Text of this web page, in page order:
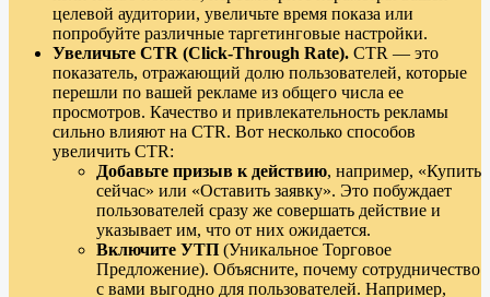
целевой аудитории, увеличьте время показа или
попробуйте различные таргетинговые настройки.
Увеличьте CTR (Click-Through Rate). CTR — это
показатель, отражающий долю пользователей, которые
перешли по вашей рекламе из общего числа ее
просмотров. Качество и привлекательность рекламы
сильно влияют на CTR. Вот несколько способов
увеличить CTR:
Добавьте призыв к действию, например, «Купить
сейчас» или «Оставить заявку». Это побуждает
пользователей сразу же совершать действие и
указывает им, что от них ожидается.
Включите УТП (Уникальное Торговое
Предложение). Объясните, почему сотрудничество
с вами выгодно для пользователей. Например,